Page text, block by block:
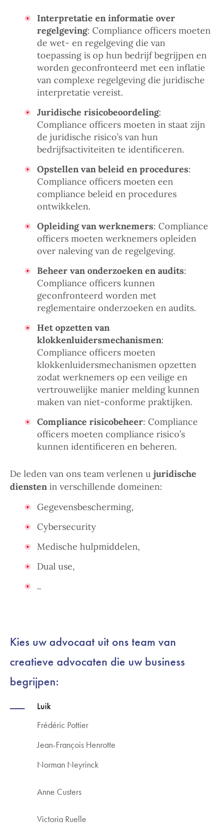
Interpretatie en informatie over
regelgeving: Compliance officers moeten
de wet- en regelgeving die van
toepassing is op hun bedrijf begrijpen en
worden geconfronteerd met een inflatie
van complexe regelgeving die juridische
interpretatie vereist.
Juridische risicobeoordeling:
Compliance officers moeten in staat zijn
de juridische risico’s van hun
bedrijfsactiviteiten te identificeren.
Opstellen van beleid en procedures:
Compliance officers moeten een
compliance beleid en procedures
ontwikkelen.
Opleiding van werknemers: Compliance
officers moeten werknemers opleiden
over naleving van de regelgeving.
Beheer van onderzoeken en audits:
Compliance officers kunnen
geconfronteerd worden met
reglementaire onderzoeken en audits.
Het opzetten van
klokkenluidersmechanismen:
Compliance officers moeten
klokkenluidersmechanismen opzetten
zodat werknemers op een veilige en
vertrouwelijke manier melding kunnen
maken van niet-conforme praktijken.
Compliance risicobeheer: Compliance
officers moeten compliance risico’s
kunnen identificeren en beheren.
De leden van ons team verlenen u juridische
diensten in verschillende domeinen:
Gegevensbescherming,
Cybersecurity
Medische hulpmiddelen,
Dual use,
..
Kies uw advocaat uit ons team van
creatieve advocaten die uw business
begrijpen:
Luik
Frédéric Pottier
Jean-François Henrotte
Norman Neyrinck
Anne Custers
Victoria Ruelle